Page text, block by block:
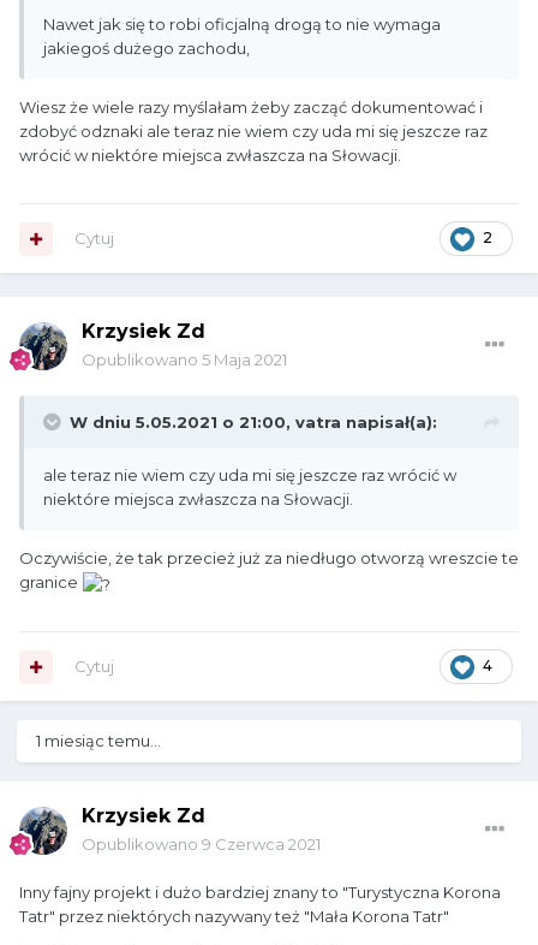
Nawet jak się to robi oficjalną drogą to nie wymaga
jakiegoś dużego zachodu,
Wiesz że wiele razy myślałam żeby zacząć dokumentować i
zdobyć odznaki ale teraz nie wiem czy uda mi się jeszcze raz
wrócić w niektóre miejsca zwłaszcza na Słowacji.
2
Cytuj
Krzysiek Zd
Opublikowano 5 Maja 2021
W dniu 5.05.2021 o 21:00, vatra napisał(a):
ale teraz nie wiem czy uda mi się jeszcze raz wrócić w
niektóre miejsca zwłaszcza na Słowacji.
Oczywiście, że tak przecież już za niedługo otworzą wreszcie te
granice
4
Cytuj
1 miesiąc temu...
Krzysiek Zd
Opublikowano 9 Czerwca 2021
Inny fajny projekt i dużo bardziej znany to "Turystyczna Korona
Tatr" przez niektórych nazywany też "Mała Korona Tatr"